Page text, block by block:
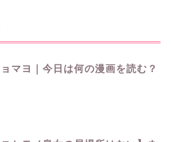
マヨ｜今日は何の漫画を読む？